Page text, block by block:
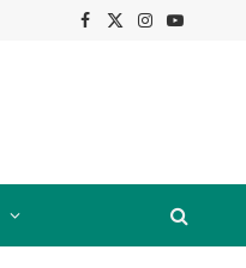
Facebook
X
Instagram
YouTube